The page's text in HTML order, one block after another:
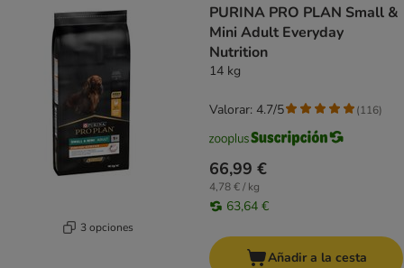
3 opciones
PURINA PRO PLAN Small &
Mini Adult Everyday
Nutrition
14 kg
66,99 €
4,78 € / kg
63,64 €
Valorar: 4.7/5 (116)
Añadir a la cesta